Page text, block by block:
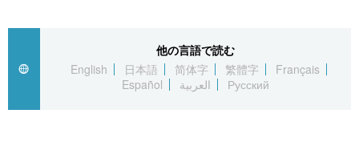
Русский
経済・ビジネス
国際
トップ
アーカイブ
In-depth
Japan Data
他の言語で読む
English
日本語 简体字 繁體字
Français
Español
العربية Русский